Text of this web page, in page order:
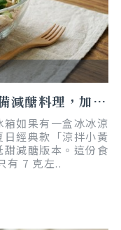
涼拌小黃瓜雞絲食譜｜夏天必備減醣料理，加上柚香超清爽｜懶人料理｜減脂友善
如果有一盒冰冰涼
經典款「涼拌小黃
減醣版本。這份食
有 7 克左..